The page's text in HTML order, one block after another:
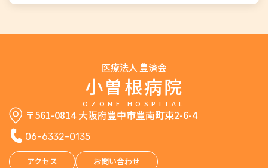
医療法人 豊済会
小曽根病院
OZONE HOSPITAL
〒561-0814 大阪府豊中市豊南町東2-6-4
06-6332-0135
アクセス お問い合わせ